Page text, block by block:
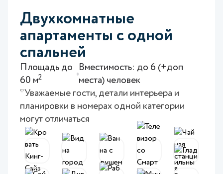
Двухкомнатные
апартаменты с одной
спальней
Площадь до
60 м2
Вместимость: до 6 (+доп
места) человек
*Уважаемые гости, детали интерьера и
планировки в номерах одной категории
могут отличаться